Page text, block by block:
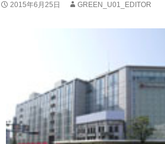
2015年6月25日 GREEN_U01_EDITOR